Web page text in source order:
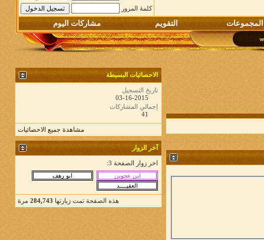
كلمة المرور
المجموعات التقويم مشاركات اليوم
الاحصائيات البسيطة
تاريخ التسجيل
03-16-2015
إجمالي المشاركات
41
مشاهدة جميع الاحصائيات
آخر الزوار
اخر زوار الصفحة 3:
هذه الصفحة تمت زيارتها 284,743 مرة